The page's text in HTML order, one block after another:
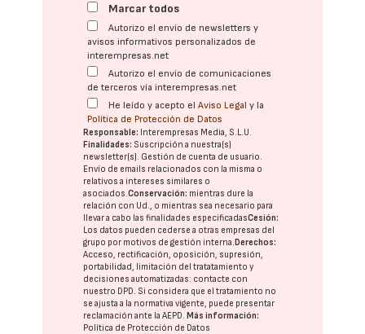
Marcar todos
Autorizo el envío de newsletters y
avisos informativos personalizados de
interempresas.net
Autorizo el envío de comunicaciones
de terceros vía interempresas.net
He leído y acepto elAviso Legal y la
Política de Protección de Datos
Responsable: Interempresas Media, S.L.U.
Finalidades: Suscripción a nuestra(s)
newsletter(s). Gestión de cuenta de usuario.
Envío de emails relacionados con la misma o
relativos a intereses similares o
asociados.Conservación: mientras dure la
relación con Ud., o mientras sea necesario para
llevar a cabo las finalidades especificadasCesión:
Los datos pueden cederse a otras empresas del
grupo por motivos de gestión interna.Derechos:
Acceso, rectificación, oposición, supresión,
portabilidad, limitación del tratatamiento y
decisiones automatizadas: contacte con
nuestro DPD. Si considera que el tratamiento no
se ajusta a la normativa vigente, puede presentar
reclamación ante laAEPD.Más información:
Política de Protección de Datos